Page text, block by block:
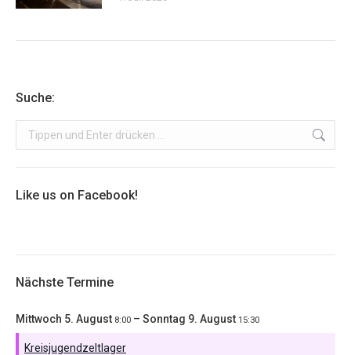
Suche:
Search:
Like us on Facebook!
Nächste Termine
Mittwoch 5. August 8:00 – Sonntag 9. August 15:30
Kreisjugendzeltlager